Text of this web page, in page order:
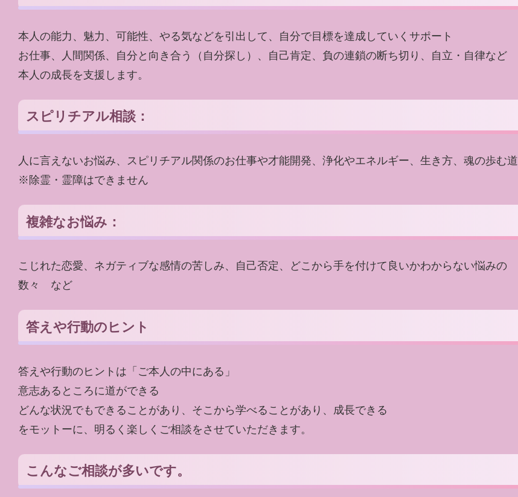
本人の能力、魅力、可能性、やる気などを引出して、自分で目標を達成していくサポート
お仕事、人間関係、自分と向き合う（自分探し）、自己肯定、負の連鎖の断ち切り、自立・自律など
本人の成長を支援します。
スピリチアル相談：
人に言えないお悩み、スピリチアル関係のお仕事や才能開発、浄化やエネルギー、生き方、魂の歩む道
※除霊・霊障はできません
複雑なお悩み：
こじれた恋愛、ネガティブな感情の苦しみ、自己否定、どこから手を付けて良いかわからない悩みの
数々 など
答えや行動のヒント
答えや行動のヒントは「ご本人の中にある」
意志あるところに道ができる
どんな状況でもできることがあり、そこから学べることがあり、成長できる
をモットーに、明るく楽しくご相談をさせていただきます。
こんなご相談が多いです。